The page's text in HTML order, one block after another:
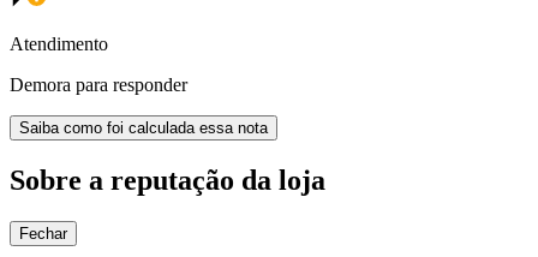
Atendimento
Demora para responder
Saiba como foi calculada essa nota
Sobre a reputação da loja
Fechar